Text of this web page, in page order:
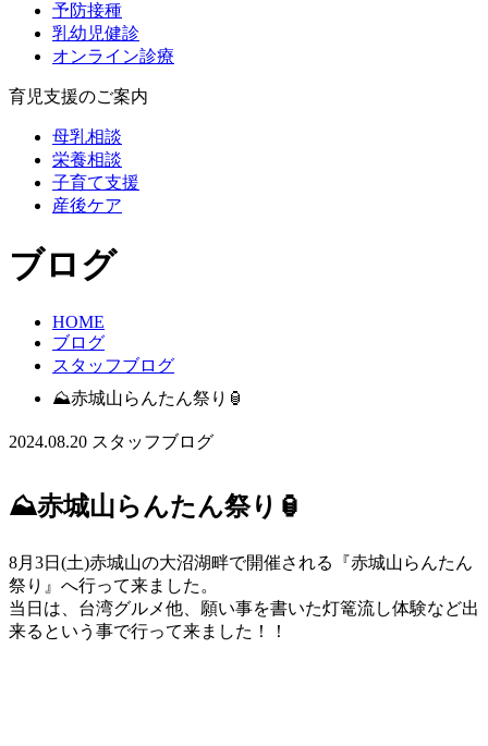
予防接種
乳幼児健診
オンライン診療
育児支援のご案内
母乳相談
栄養相談
子育て支援
産後ケア
ブログ
HOME
ブログ
スタッフブログ
⛰️赤城山らんたん祭り🏮
2024.08.20 スタッフブログ
⛰️赤城山らんたん祭り🏮
8月3日(土)赤城山の大沼湖畔で開催される『赤城山らんたん
祭り』へ行って来ました。
当日は、台湾グルメ他、願い事を書いた灯篭流し体験など出
来るという事で行って来ました！！